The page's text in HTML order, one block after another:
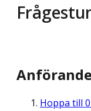
Hoppa till